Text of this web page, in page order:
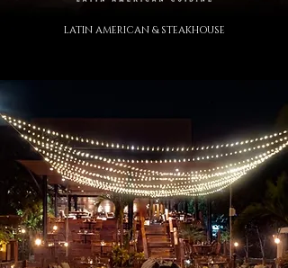
LATIN AMERICAN & STEAKHOUSE